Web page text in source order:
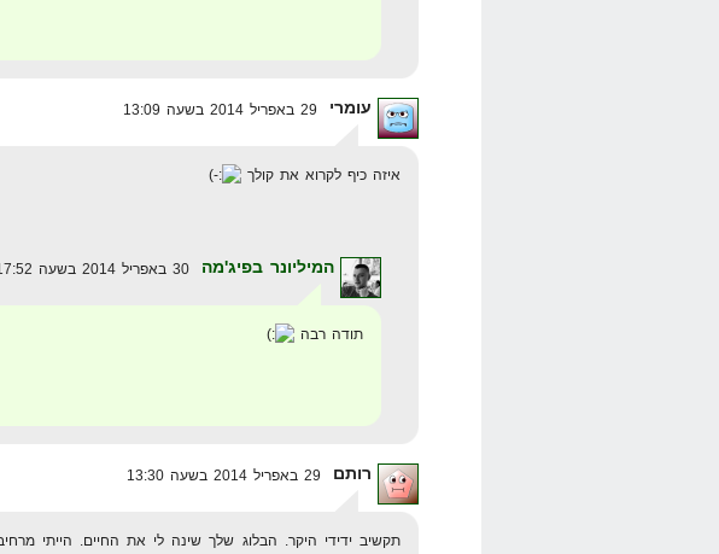
עומרי
איזה כיף לקרוא את קולך
המיליונר בפיג'מה
תודה רבה
רותם
תקשיב ידידי היקר. הבלוג שלך שינה לי את החיים. הייתי